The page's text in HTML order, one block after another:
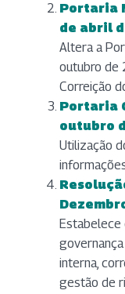
Portaria
de abril
(abre em
Altera a
outubro de
Correição
Portaria
outubro
(abre em
Utilização
(abre em
interna,
gestão de